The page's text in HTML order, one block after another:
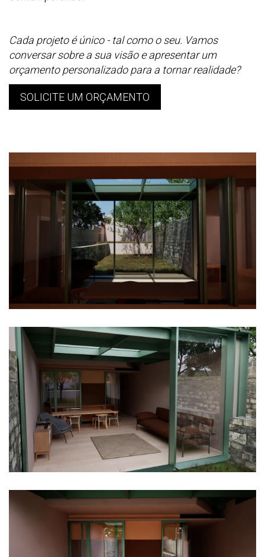
Cada projeto é único - tal como o seu. Vamos
conversar sobre a sua visão e apresentar um
orçamento personalizado para a tornar realidade?
SOLICITE UM ORÇAMENTO